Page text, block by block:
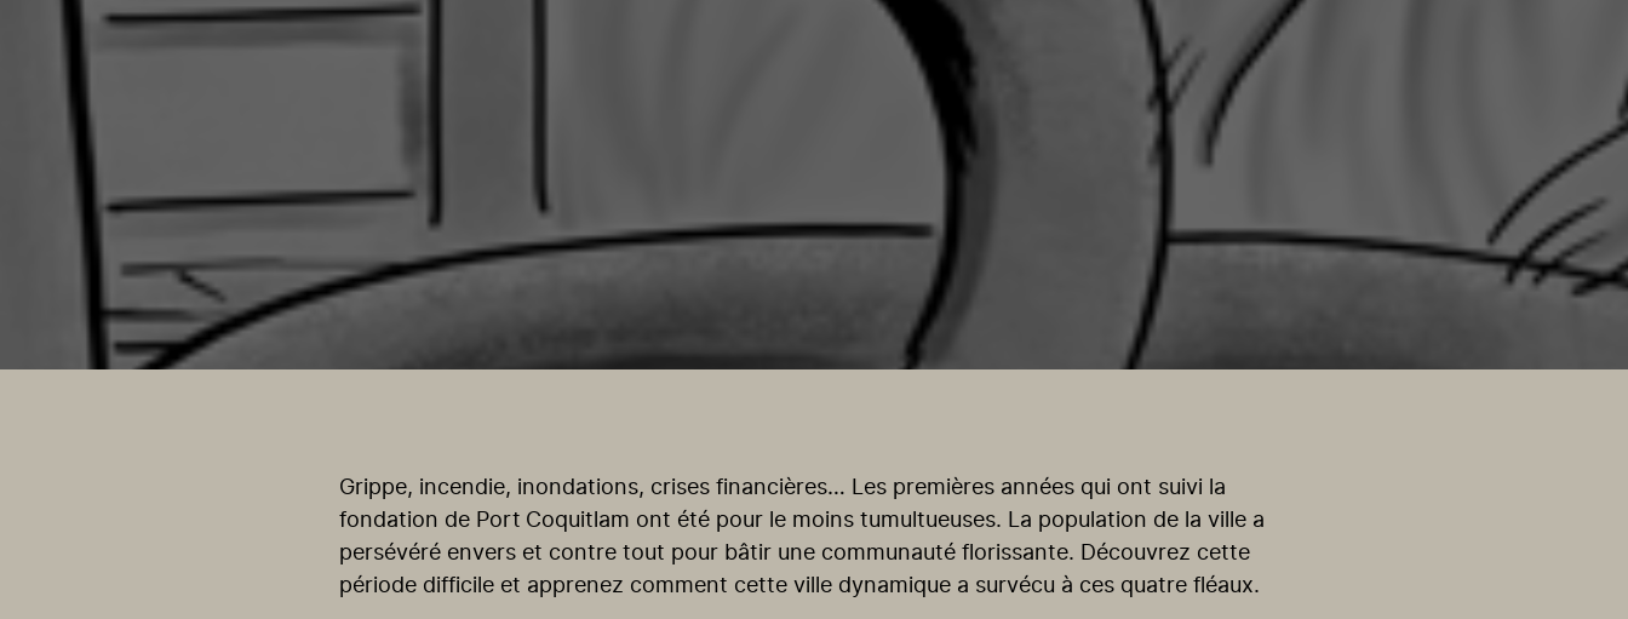
Grippe, incendie, inondations, crises financières… Les premières années qui ont suivi la
fondation de Port Coquitlam ont été pour le moins tumultueuses. La population de la ville a
persévéré envers et contre tout pour bâtir une communauté florissante. Découvrez cette
période difficile et apprenez comment cette ville dynamique a survécu à ces quatre fléaux.